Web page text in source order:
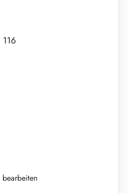
116
bearbeiten